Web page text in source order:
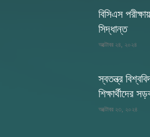
বিসিএস
সিদ্ধান্ত
অক্টোবর ২৪, ২০২৪
স্বতন্ত্র
শিক্ষার্থীদের
অক্টোবর ২৩, ২০২৪